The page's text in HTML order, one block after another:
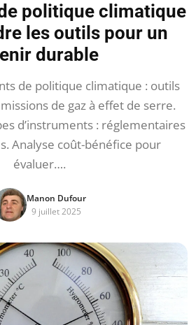
politique climatique
les outils pour un
durable
de politique climatique : outils
de gaz à effet de serre.
d’instruments : réglementaires
Analyse coût-bénéfice pour
évaluer….
Manon Dufour
9 juillet 2025